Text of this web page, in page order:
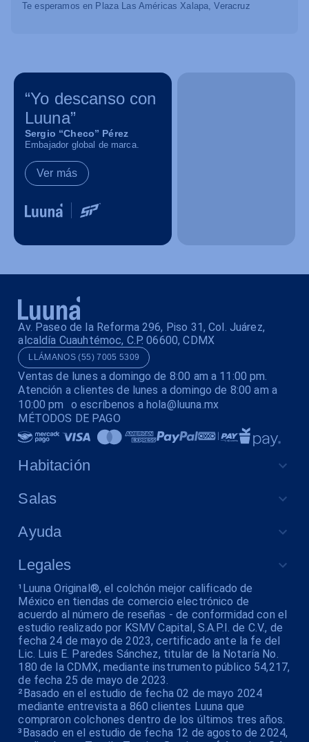
Te esperamos en Plaza Las Américas Xalapa, Veracruz
“Yo descanso con
Luuna”
Sergio “Checo” Pérez
Embajador global de marca.
Ver más
Av. Paseo de la Reforma 296, Piso 31, Col. Juárez,
alcaldía Cuauhtémoc, C.P. 06600, CDMX
LLÁMANOS (55) 7005 5309
Ventas de lunes a domingo de 8:00 am a 11:00 pm.
Atención a clientes de lunes a domingo de 8:00 am a
10:00 pm o escríbenos a hola@luuna.mx
MÉTODOS DE PAGO
Habitación
Salas
Ayuda
Legales
¹Luuna Original®, el colchón mejor calificado de
México en tiendas de comercio electrónico de
acuerdo al número de reseñas - de conformidad con el
estudio realizado por KSMV Capital, S.A.P.I. de C.V., de
fecha 24 de mayo de 2023, certificado ante la fe del
Lic. Luis E. Paredes Sánchez, titular de la Notaría No.
180 de la CDMX, mediante instrumento público 54,217,
de fecha 25 de mayo de 2023.
²Basado en el estudio de fecha 02 de mayo 2024
mediante entrevista a 860 clientes Luuna que
compraron colchones dentro de los últimos tres años.
³Basado en el estudio de fecha 12 de agosto de 2024,